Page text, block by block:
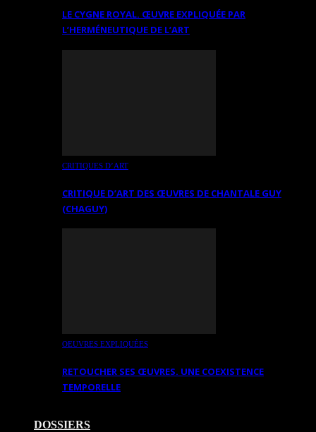
LE CYGNE ROYAL. ŒUVRE EXPLIQUÉE PAR
L’HERMÉNEUTIQUE DE L’ART
CRITIQUES D’ART
CRITIQUE D’ART DES ŒUVRES DE CHANTALE GUY
(CHAGUY)
OEUVRES EXPLIQUÉES
RETOUCHER SES ŒUVRES. UNE COEXISTENCE
TEMPORELLE
DOSSIERS